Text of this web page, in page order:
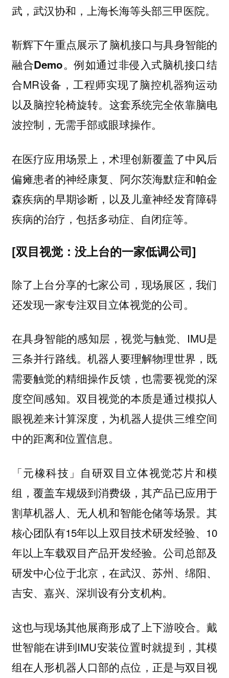
武，武汉协和，上海长海等头部三甲医院。
靳辉下午重点展示了 脑机接口与具身智能的
融合Demo。例如通过非侵入式脑机接口结
合MR设备，工程师实现了脑控机器狗运动
以及脑控轮椅旋转。这套系统完全依靠脑电
波控制，无需手部或眼球操作。
在医疗应用场景上，术理创新覆盖了中风后
偏瘫患者的神经康复、阿尔茨海默症和帕金
森疾病的早期诊断，以及儿童神经发育障碍
疾病的治疗，包括多动症、自闭症等。
[双目视觉：没上台的一家低调公司]
除了上台分享的七家公司，现场展区，我们
还发现一家专注双目立体视觉的公司。
在具身智能的感知层，视觉与触觉、IMU是
三条并行路线。机器人要理解物理世界，既
需要触觉的精细操作反馈，也需要视觉的深
度空间感知。双目视觉的本质是通过模拟人
眼视差来计算深度，为机器人提供三维空间
中的距离和位置信息。
「元橡科技」 自研双目立体视觉芯片和模
组，覆盖车规级到消费级，其产品已应用于
割草机器人、无人机和智能仓储等场景。其
核心团队有15年以上双目技术研发经验、10
年以上车载双目产品开发经验。公司总部及
研发中心位于北京，在武汉、苏州、绵阳、
吉安、嘉兴、深圳设有分支机构。
这也与现场其他展商形成了上下游咬合。戴
世智能在讲到IMU安装位置时就提到，其模
组在人形机器人口部的点位，正是与双目视